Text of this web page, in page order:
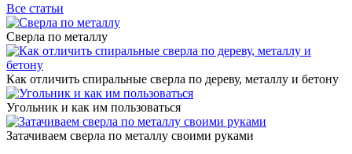
Все статьи
Сверла по металлу
Как отличить спиральные сверла по дереву, металлу и бетону
Угольник и как им пользоваться
Затачиваем сверла по металлу своими руками